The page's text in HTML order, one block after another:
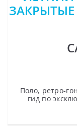
Поло, ретро-
гид по